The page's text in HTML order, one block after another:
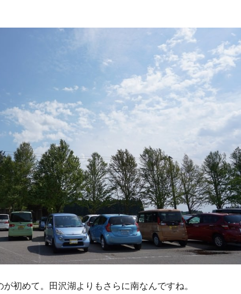
初めて。田沢湖よりもさらに南なんですね。